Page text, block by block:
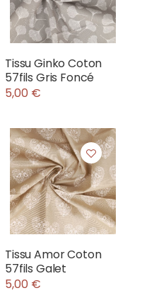
Tissu Ginko Coton
57fils Gris Foncé
5,00 €
Tissu Amor Coton
57fils Galet
5,00 €